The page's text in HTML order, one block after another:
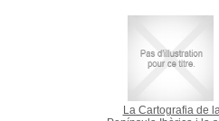
La Cartografia de